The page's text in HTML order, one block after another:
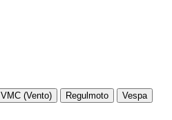
VMC (Vento) Regulmoto
Vespa